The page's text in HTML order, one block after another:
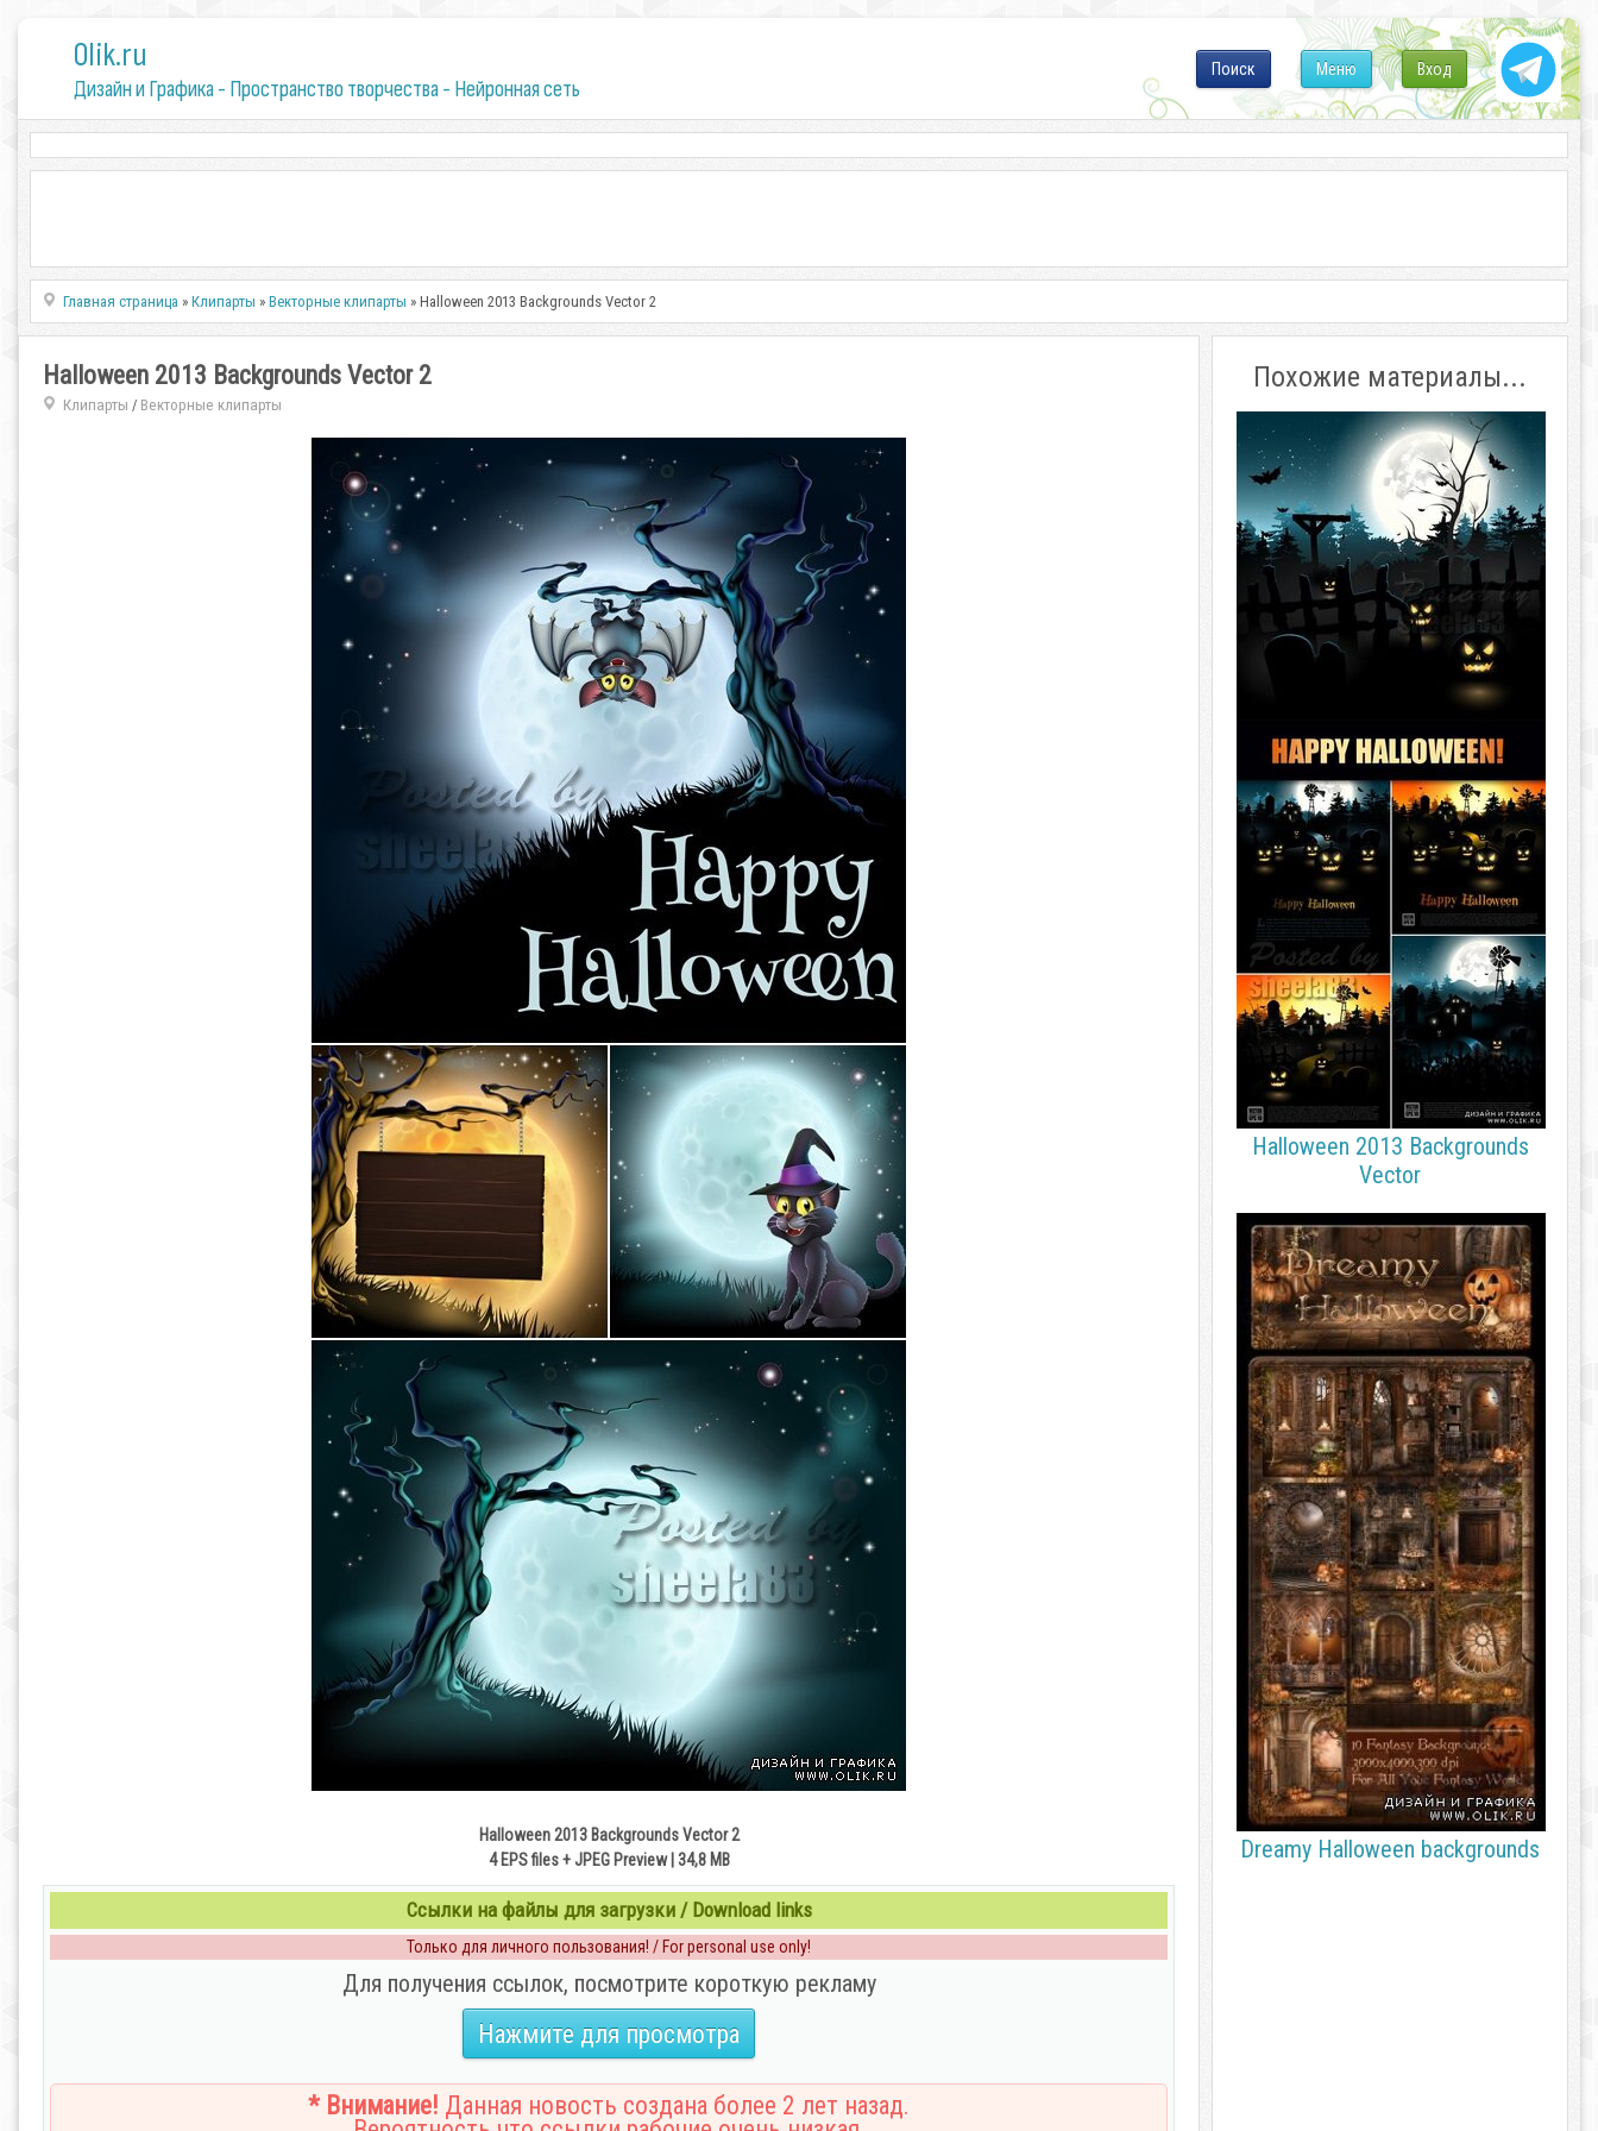
0lik.ru
Дизайн и Графика - Пространство творчества - Нейронная сеть
Вход
Меню
Поиск
Главная страница »Клипарты »Векторные клипарты » Halloween 2013 Backgrounds Vector 2
Halloween 2013 Backgrounds Vector 2
Клипарты / Векторные клипарты
Halloween 2013 Backgrounds Vector 2
4 EPS files + JPEG Preview | 34,8 MB
Ссылки на файлы для загрузки / Download links
Только для личного пользования! / For personal use only!
Для получения ссылок, посмотрите короткую рекламу
Нажмите для просмотра
* Внимание! Данная новость создана более 2 лет назад.
Похожие материалы...
Halloween 2013 Backgrounds
Vector
Dreamy Halloween backgrounds